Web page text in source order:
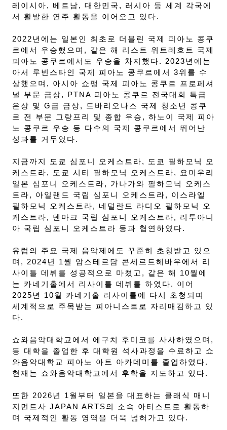
레이시아, 베트남, 대한민국, 러시아 등 세계 각국에
서 활발한 연주 활동을 이어오고 있다.
2022년에는 일본인 최초로 더블린 국제 피아노 콩쿠
르에서 우승했으며, 같은 해 리스트 위트레흐트 국제
피아노 콩쿠르에서도 우승을 차지했다. 2023년에는
아서 루빈스타인 국제 피아노 콩쿠르에서 3위를 수
상했으며, 아시아 쇼팽 국제 피아노 콩쿠르 프로페셔
널 부문 금상, PTNA 피아노 콩쿠르 전국대회 특급
은상 및 G급 금상, 드바리오나스 국제 청소년 콩쿠
르 전 부문 그랑프리 및 종합 우승, 하노이 국제 피아
노 콩쿠르 우승 등 다수의 국제 콩쿠르에서 뛰어난
성과를 거두었다.
지금까지 도쿄 심포니 오케스트라, 도쿄 필하모닉 오
케스트라, 도쿄 시티 필하모닉 오케스트라, 요미우리
일본 심포니 오케스트라, 가나가와 필하모닉 오케스
트라, 아일랜드 국립 심포니 오케스트라, 이스라엘
필하모닉 오케스트라, 네덜란드 라디오 필하모닉 오
케스트라, 덴마크 국립 심포니 오케스트라, 리투아니
아 국립 심포니 오케스트라 등과 협연하였다.
유럽의 주요 국제 음악제에도 꾸준히 초청받고 있으
며, 2024년 1월 암스테르담 콘세르트헤바우에서 리
사이틀 데뷔를 성공적으로 마쳤고, 같은 해 10월에
는 카네기홀에서 리사이틀 데뷔를 하였다. 이어
2025년 10월 카네기홀 리사이틀에 다시 초청되며
세계적으로 주목받는 피아니스트로 자리매김하고 있
다.
쇼와음악대학교에서 에구치 후미코를 사사하였으며,
동 대학을 졸업한 후 대학원 석사과정을 수료하고 쇼
와음악대학교 피아노 아트 아카데미를 졸업하였다.
현재는 쇼와음악대학교에서 후학을 지도하고 있다.
또한 2026년 1월부터 일본을 대표하는 클래식 매니
지먼트사 JAPAN ARTS의 소속 아티스트로 활동하
며 국제적인 활동 영역을 더욱 넓혀가고 있다.